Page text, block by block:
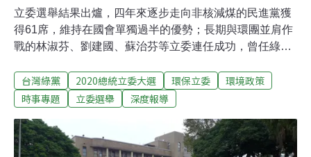
立委選舉結果出爐，四年來逐步走向非核減煤的民進黨獲
得61席，維持在國會單獨過半的優勢；長期與環團並肩作
戰的林淑芬、劉建國、蘇治芬等立委連任成功，曾任綠盟
進入國會，為國會的環境價值注入新基因。但另一方面，
承諾持續推動礦業法修法與啟動大潭藻礁自然地景審議的
團批評抹黑的陳超明，主張貫穿中央山脈開國道六號的
「花蓮王」傅崐萁，任內大力為農地工廠護航的林岱樺都
台灣綠黨 2020總統立委大選 環保立委
環境政策
時事專題
立委選舉 深度報導